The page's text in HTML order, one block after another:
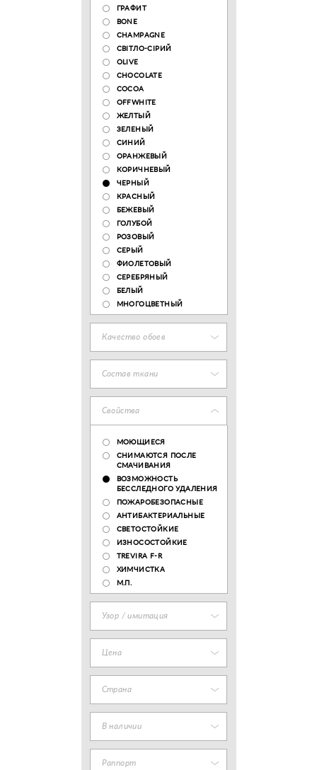
ГРАФИТ
BONE
CHAMPAGNE
СВІТЛО-СІРИЙ
OLIVE
CHOCOLATE
COCOA
OFFWHITE
ЖЕЛТЫЙ
ЗЕЛЕНЫЙ
СИНИЙ
ОРАНЖЕВЫЙ
КОРИЧНЕВЫЙ
ЧЕРНЫЙ
КРАСНЫЙ
БЕЖЕВЫЙ
ГОЛУБОЙ
РОЗОВЫЙ
СЕРЫЙ
ФИОЛЕТОВЫЙ
СЕРЕБРЯНЫЙ
БЕЛЫЙ
МНОГОЦВЕТНЫЙ
Качество обоев
Состав ткани
Свойства
МОЮЩИЕСЯ
СНИМАЮТСЯ ПОСЛЕ
СМАЧИВАНИЯ
ВОЗМОЖНОСТЬ
БЕССЛЕДНОГО УДАЛЕНИЯ
ПОЖАРОБЕЗОПАСНЫЕ
АНТИБАКТЕРИАЛЬНЫЕ
СВЕТОСТОЙКИЕ
ИЗНОСОСТОЙКИЕ
TREVIRA F-R
ХИМЧИСТКА
М.П.
Узор / имитация
Цена
Страна
В наличии
Раппорт